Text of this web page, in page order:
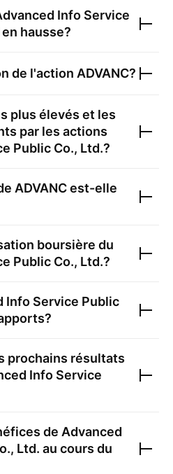
Info Service
hausse?
de l'action ADVANC?
plus élevés et les
par les actions
Public Co., Ltd.?
ADVANCest-elle
boursière du
Public Co., Ltd.?
Info Service Public
prochains résultats
Info Service
de Advanced
Ltd. au cours du